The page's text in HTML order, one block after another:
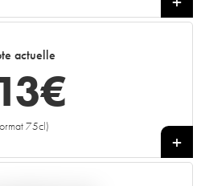
2000
1995
actuelle
€
75cl)
+